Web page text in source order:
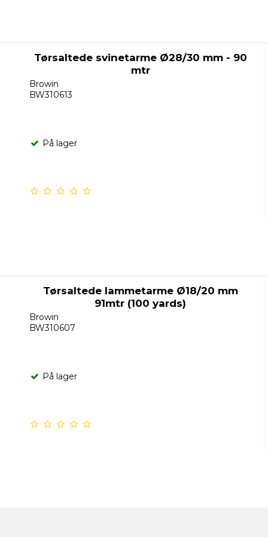
Tørsaltede svinetarme Ø28/30 mm - 90
mtr
Browin
BW310613
På lager
Tørsaltede lammetarme Ø18/20 mm
91mtr (100 yards)
Browin
BW310607
På lager